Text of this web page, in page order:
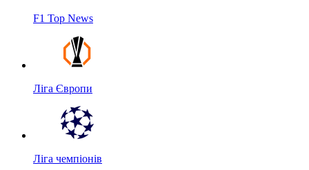
F1 Top News
Ліга Європи
Ліга чемпіонів